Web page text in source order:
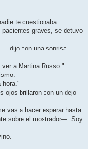
te cuestionaba.
pacientes graves, se detuvo
—dijo con una sonrisa
a Martina Russo."
hora."
ojos brillaron con un dejo
vas a hacer esperar hasta
sobre el mostrador—. Soy